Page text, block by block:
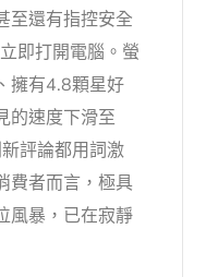
至還有指控安全
即打開電腦。螢
擁有4.8顆星好
的速度下滑至
評論都用詞激
費者而言，極具
風暴，已在寂靜